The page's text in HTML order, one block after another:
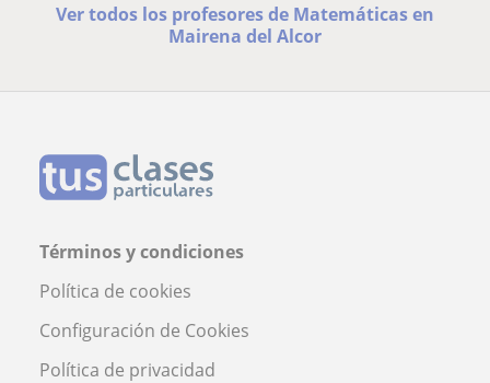
Ver todos los profesores de Matemáticas en
Mairena del Alcor
Términos y condiciones
Política de cookies
Configuración de Cookies
Política de privacidad